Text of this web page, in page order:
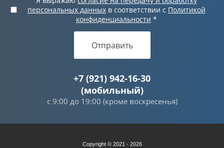
персональных данных в соответствии с Политикой
конфиденциальности *
Отправить
+7 (921) 942-16-30
(мобильный)
с 9:00 до 19:00 (кроме воскресенья)
Copyright © 2021 - 2026